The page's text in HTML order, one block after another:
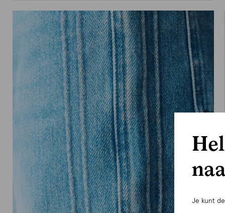
Je kunt